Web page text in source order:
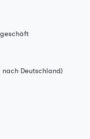
nach Deutschland)